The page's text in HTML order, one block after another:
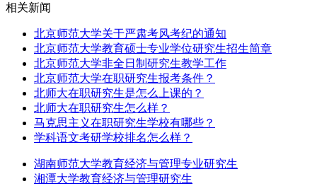
相关新闻
北京师范大学关于严肃考风考纪的通知
北京师范大学教育硕士专业学位研究生招生简章
北京师范大学非全日制研究生教学工作
北京师范大学在职研究生报考条件？
北师大在职研究生是怎么上课的？
北师大在职研究生怎么样？
马克思主义在职研究生学校有哪些？
学科语文考研学校排名怎么样？
湖南师范大学教育经济与管理专业研究生
湘潭大学教育经济与管理研究生